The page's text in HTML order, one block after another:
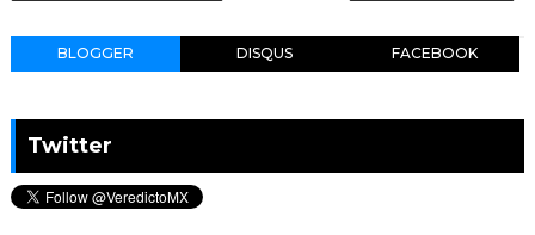
BLOGGER DISQUS FACEBOOK
Twitter